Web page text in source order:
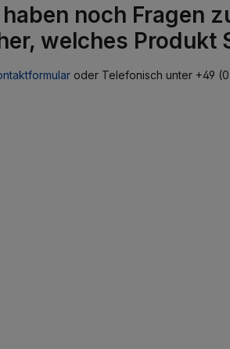
haben noch Fragen
welches Produkt
oder Telefonisch unter +49